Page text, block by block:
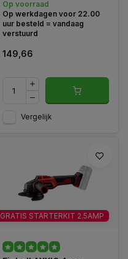
Einhell. Dit betekent dat de
slijper werkt met alle
batterijen en laders uit deze
serie, wat zorgt voo
Op voorraad
Op werkdagen voor 22.00
uur besteld = vandaag
verstuurd
149,66
Vergelijk
GRATIS STARTERKIT 2.5AMP